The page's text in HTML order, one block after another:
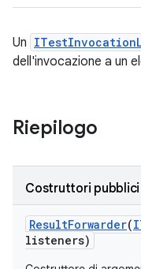
Un
dell'invocazione a un
Riepilogo
Costruttori pubblici
ResultForwarder(
listeners)